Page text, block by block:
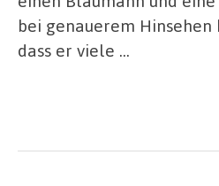
bei genauerem
dass er viele …